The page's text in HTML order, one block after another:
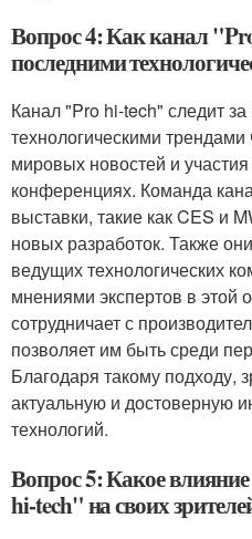
Вопрос 4: Как канал
последними
Канал "Pro hi-tech" следит
технологическими
мировых новостей и
конференциях. Команда
выставки, такие как CES и
новых разработок. Также
ведущих технологических
мнениями экспертов в этой
сотрудничает с
позволяет им быть среди
Благодаря такому подходу,
актуальную и достоверную
технологий.
Вопрос 5: Какое
hi-tech" на своих